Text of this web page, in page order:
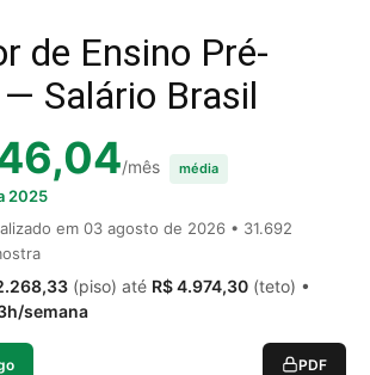
de Ensino Pré-
Salário Brasil
/mês média
2025
em 03 agosto de 2026 • 31.692
(piso) até R$ 4.974,30 (teto) •
semana
PDF